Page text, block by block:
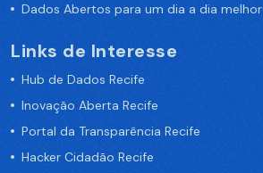
Dados Abertos para um dia a dia melhor
Links de Interesse
Hub de Dados Recife
Inovação Aberta Recife
Portal da Transparência Recife
Hacker Cidadão Recife